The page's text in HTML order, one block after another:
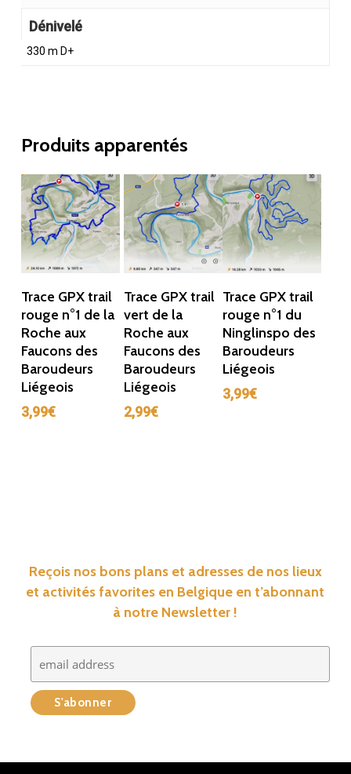
Dénivelé
330 m D+
Produits apparentés
Ajouter Au
Panier
Trace GPX trail
rouge n°1 de la
Roche aux
Faucons des
Baroudeurs
Liégeois
3,99€
Ajouter Au
Panier
Trace GPX trail
vert de la
Roche aux
Faucons des
Baroudeurs
Liégeois
2,99€
Ajouter Au
Panier
Trace GPX trail
rouge n°1 du
Ninglinspo des
Baroudeurs
Liégeois
3,99€
Reçois nos bons plans et adresses de nos lieux
et activités favorites en Belgique en t’abonnant
à notre Newsletter !